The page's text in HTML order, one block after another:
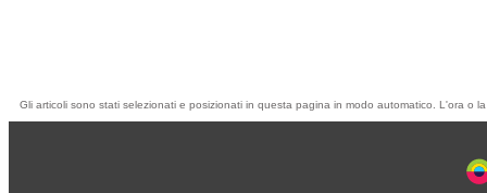
Gli articoli sono stati selezionati e posizionati in questa pagina in modo automatico. L'ora o